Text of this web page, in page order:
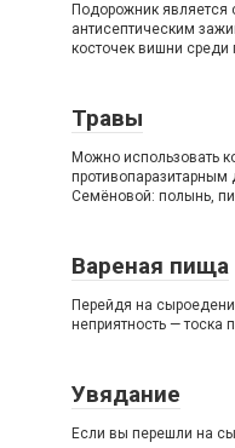
Подорожник
антисептическим
косточек вишни среди
Травы
Можно использовать
Семёновой: полынь,
Вареная пища
Перейдя на
неприятность — тоска
Увядание
Если вы перешли на